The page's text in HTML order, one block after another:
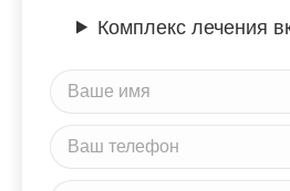
Комплекс лечения